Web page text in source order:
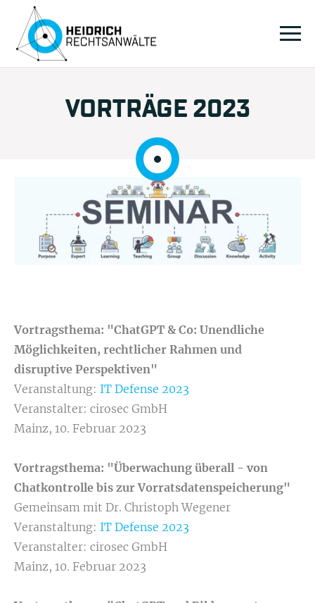
VORTRÄGE 2023
Vortragsthema: "ChatGPT & Co: Unendliche
Möglichkeiten, rechtlicher Rahmen und
disruptive Perspektiven"
Veranstaltung: IT Defense 2023
Veranstalter: cirosec GmbH
Mainz, 10. Februar 2023
Vortragsthema: "Überwachung überall - von
Chatkontrolle bis zur Vorratsdatenspeicherung"
Gemeinsam mit Dr. Christoph Wegener
Veranstaltung: IT Defense 2023
Veranstalter: cirosec GmbH
Mainz, 10. Februar 2023